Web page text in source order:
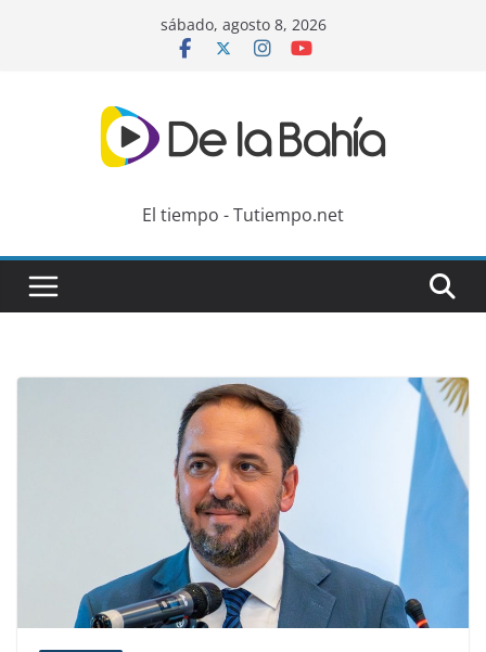
sábado, agosto 8, 2026
El tiempo - Tutiempo.net